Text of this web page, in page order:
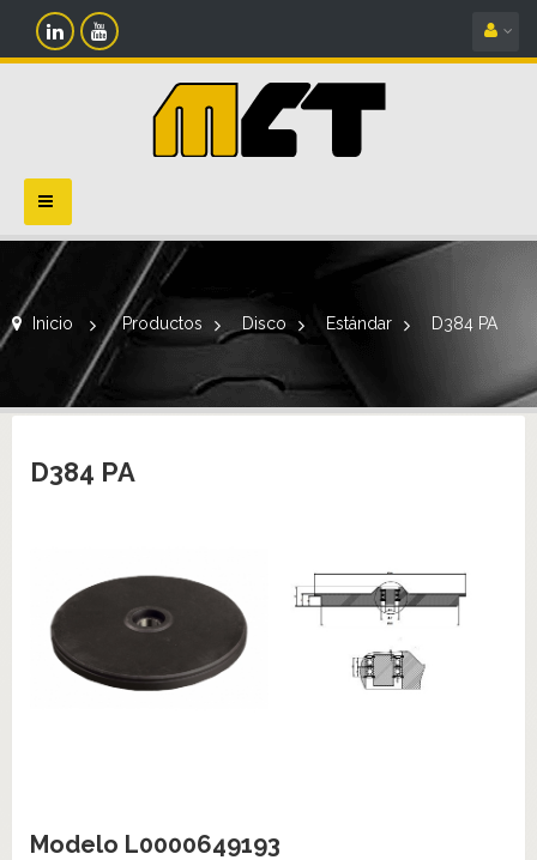
Navegación
Toggle
Inicio > Productos > Disco > Estándar > D384 PA
D384 PA
Modelo L0000649193